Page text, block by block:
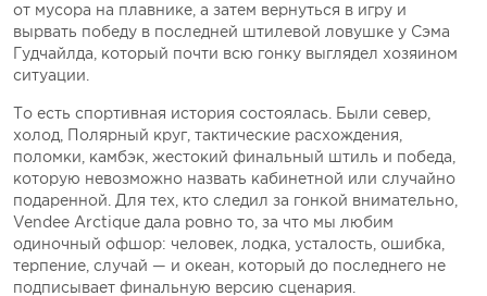
от мусора на плавнике, а затем вернуться в игру и
вырвать победу в последней штилевой ловушке у Сэма
Гудчайлда, который почти всю гонку выглядел хозяином
ситуации.
То есть спортивная история состоялась. Были север,
холод, Полярный круг, тактические расхождения,
поломки, камбэк, жестокий финальный штиль и победа,
которую невозможно назвать кабинетной или случайно
подаренной. Для тех, кто следил за гонкой внимательно,
Vendеe Arctique дала ровно то, за что мы любим
одиночный офшор: человек, лодка, усталость, ошибка,
терпение, случай — и океан, который до последнего не
подписывает финальную версию сценария.